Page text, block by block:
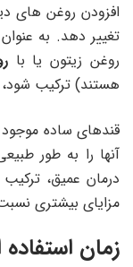
افزودن روغن های
تغییر دهد. به
روغن زیتون یا با
هستند) ترکیب
قندهای ساده موجود
آنها را به طور
درمان عمیق،
مزایای بیشتری
زمان استفاده